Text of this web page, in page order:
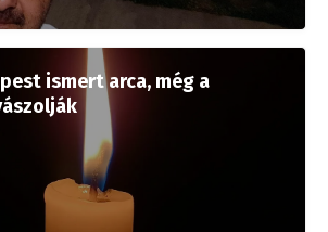
ismert arca, még a